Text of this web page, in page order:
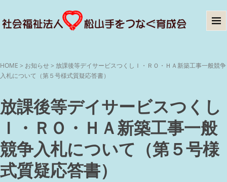
HOME > お知らせ> 放課後等デイサービスつくしＩ・ＲＯ・ＨＡ新築工事一般競争
入札について（第５号様式質疑応答書）
放課後等デイサービスつくし
Ｉ・ＲＯ・ＨＡ新築工事一般
競争入札について（第５号様
式質疑応答書）